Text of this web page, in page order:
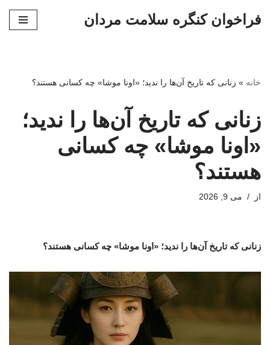
فراخوان کنگره سلامت مردان
خانه » زنانی که تاریخ آن‌ها را ندید؛ «اونا موشا» چه کسانی هستند؟
زنانی که تاریخ آن‌ها را ندید؛
«اونا موشا» چه کسانی
هستند؟
از می 9, 2026
زنانی که تاریخ آن‌ها را ندید؛ «اونا موشا» چه کسانی هستند؟